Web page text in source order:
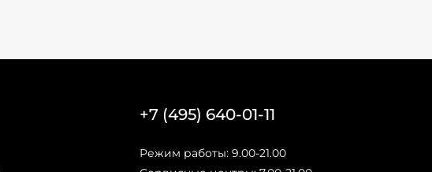
+7 (495) 640-01-11
Режим работы: 9.00-21.00